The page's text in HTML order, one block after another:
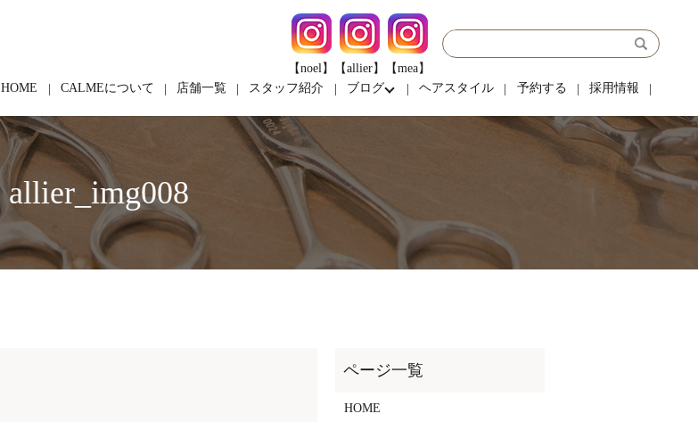
HOME CALMEについて 店舗一覧 スタッフ紹介 ブログ ヘアスタイル 予約する 採用情報
【noel】 【allier】 【mea】
allier_img008
HOME